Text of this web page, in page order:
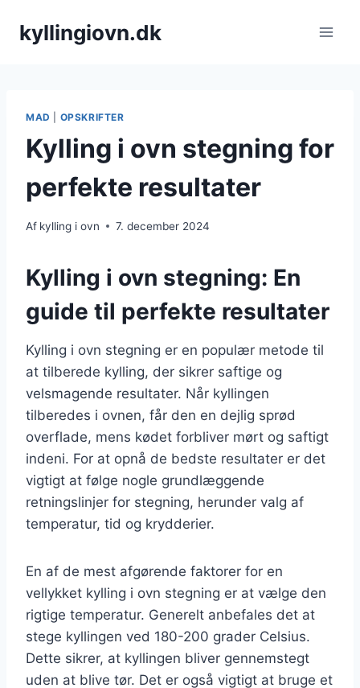
kyllingiovn.dk
MAD OPSKRIFTER
Kylling i ovn stegning for
perfekte resultater
Af kylling i ovn 7. december 2024
Kylling i ovn stegning: En
guide til perfekte resultater
Kylling i ovn stegning er en populær metode til
at tilberede kylling, der sikrer saftige og
velsmagende resultater. Når kyllingen
tilberedes i ovnen, får den en dejlig sprød
overflade, mens kødet forbliver mørt og saftigt
indeni. For at opnå de bedste resultater er det
vigtigt at følge nogle grundlæggende
retningslinjer for stegning, herunder valg af
temperatur, tid og krydderier.
En af de mest afgørende faktorer for en
vellykket kylling i ovn stegning er at vælge den
rigtige temperatur. Generelt anbefales det at
stege kyllingen ved 180-200 grader Celsius.
Dette sikrer, at kyllingen bliver gennemstegt
uden at blive tør. Det er også vigtigt at bruge et